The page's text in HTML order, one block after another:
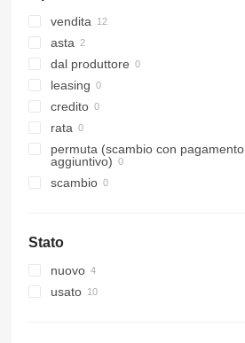
vendita
asta
dal produttore
leasing
credito
rata
permuta (scambio con pagamento
aggiuntivo)
scambio
Stato
nuovo
usato